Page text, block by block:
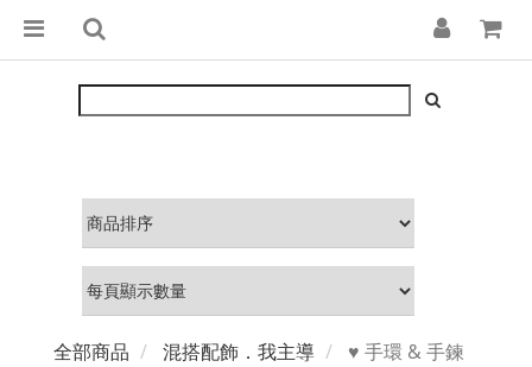
全部商品 混搭配飾．我主導 ♥ 手環 & 手鍊